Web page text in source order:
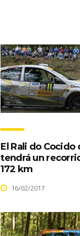
El Rali do Cocido
tendrá un
172 km
16/02/2017